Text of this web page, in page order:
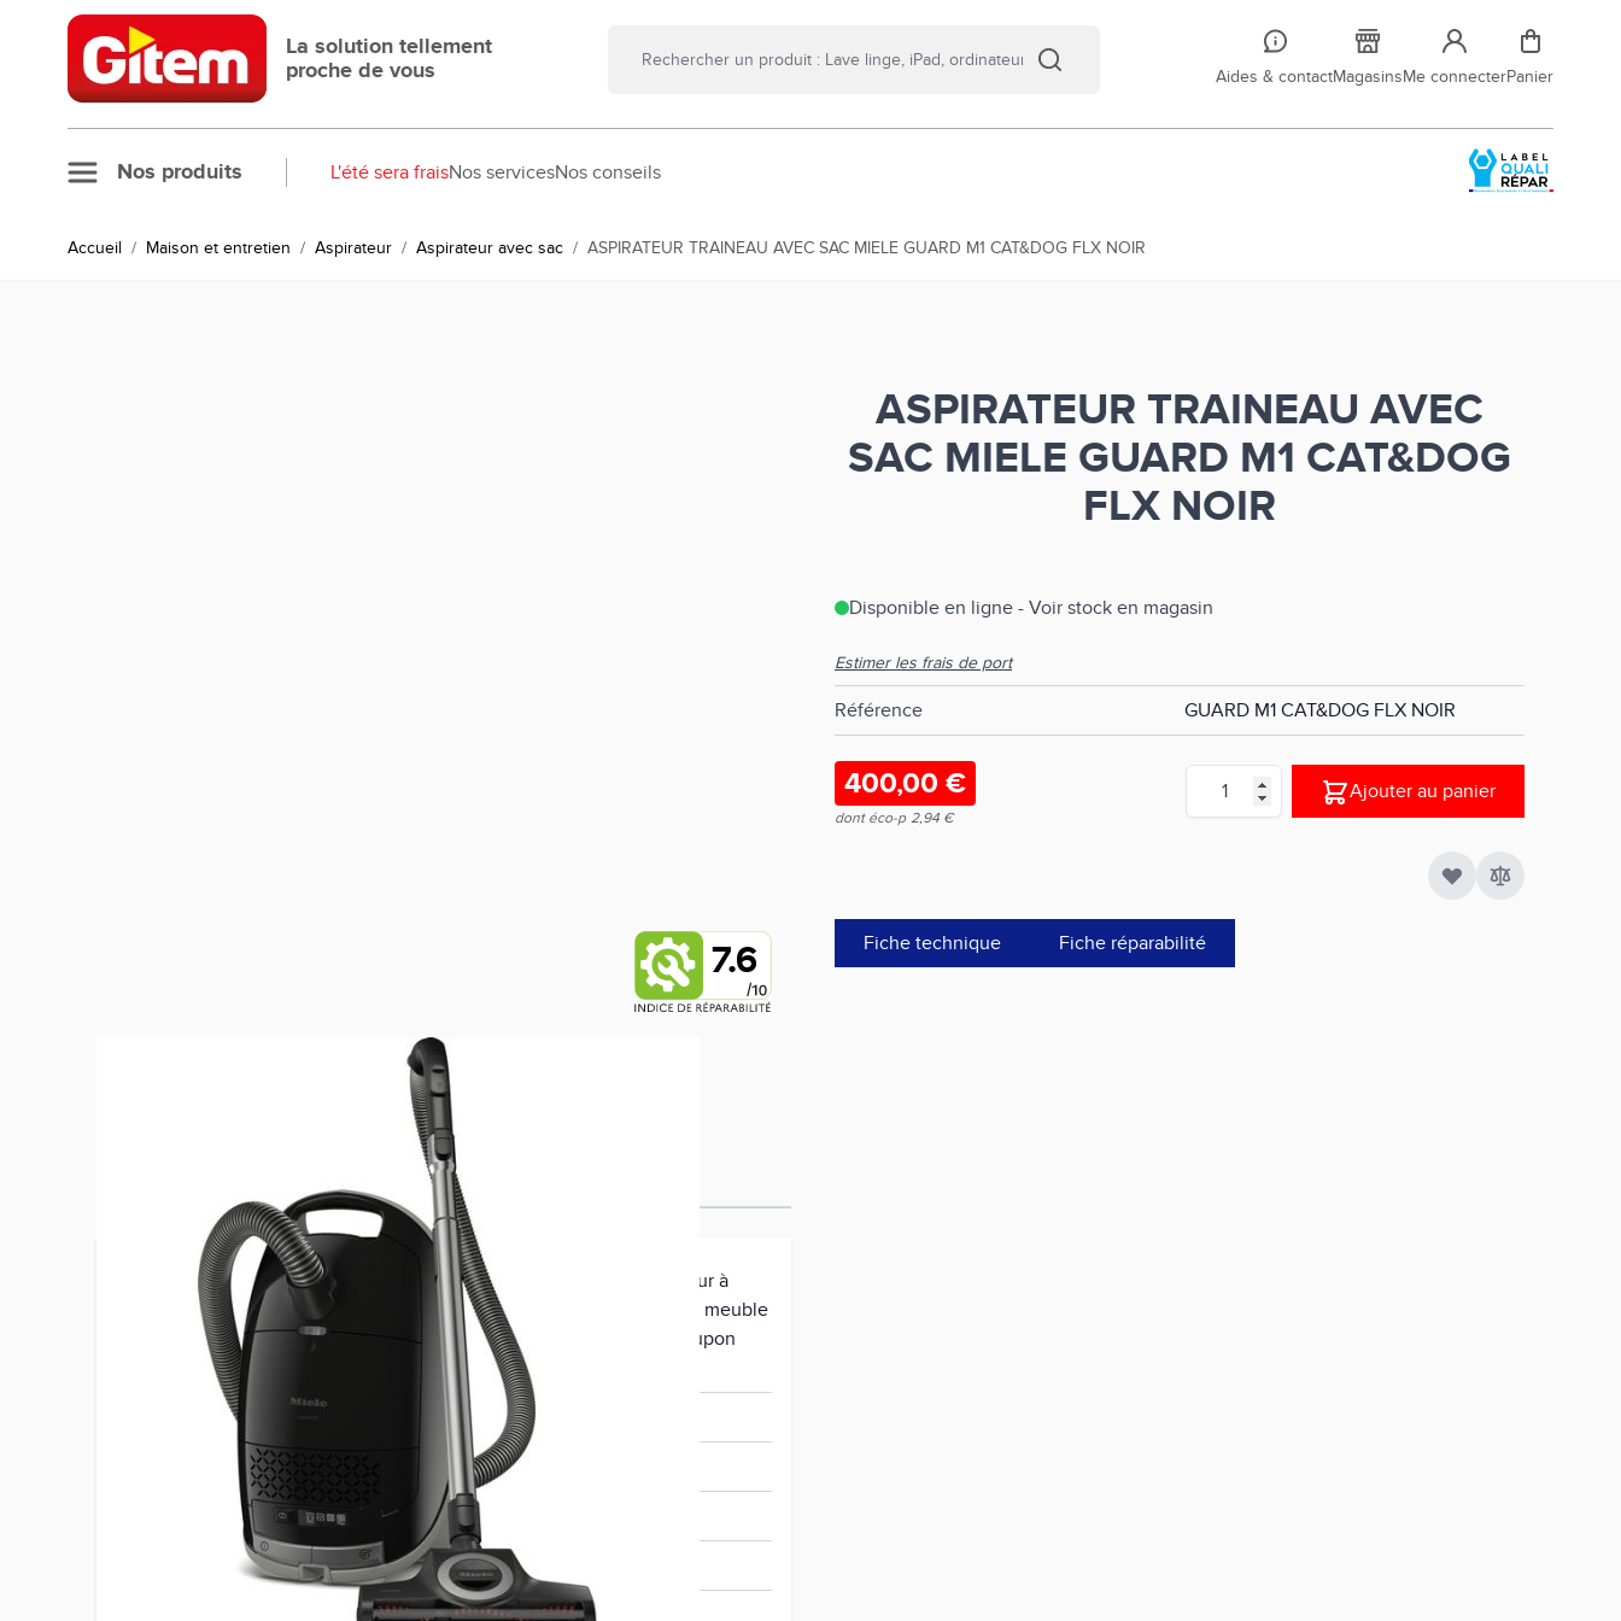
Allez au contenu
La solution tellement
proche de vous
Aides & contactMagasinsMe connecterPanier
Nos produits L'été sera fraisNos servicesNos conseils
Accueil / Maison et entretien / Aspirateur / Aspirateur avec sac / ASPIRATEUR TRAINEAU AVEC SAC MIELE GUARD M1 CAT&DOG FLX NOIR
ASPIRATEUR TRAINEAU AVEC
SAC MIELE GUARD M1 CAT&DOG
FLX NOIR
7.6
Disponible en ligne - Voir stock en magasin
Estimer les frais de port
Référence GUARD M1 CAT&DOG FLX NOIR
400,00 €
dont éco-p 2,94 €
Quantité
Ajouter au panier
Fiche technique Fiche réparabilité
Accessoire(s) fourni(s)
Suceur XL Flex SFD 20, suceur à
coussin, suceur plat, brosse à meuble
avec poils synthétiques, 1 coupon
pour 1 an de sac offert
Secteur
Capacité du sac à poussière 4,5 L
4002516795278
Hauteur du produit 22.7 cm
7,6